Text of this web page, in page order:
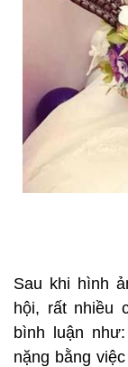
Sau khi hình
hội, rất nhiều
bình luận
nặng bằng